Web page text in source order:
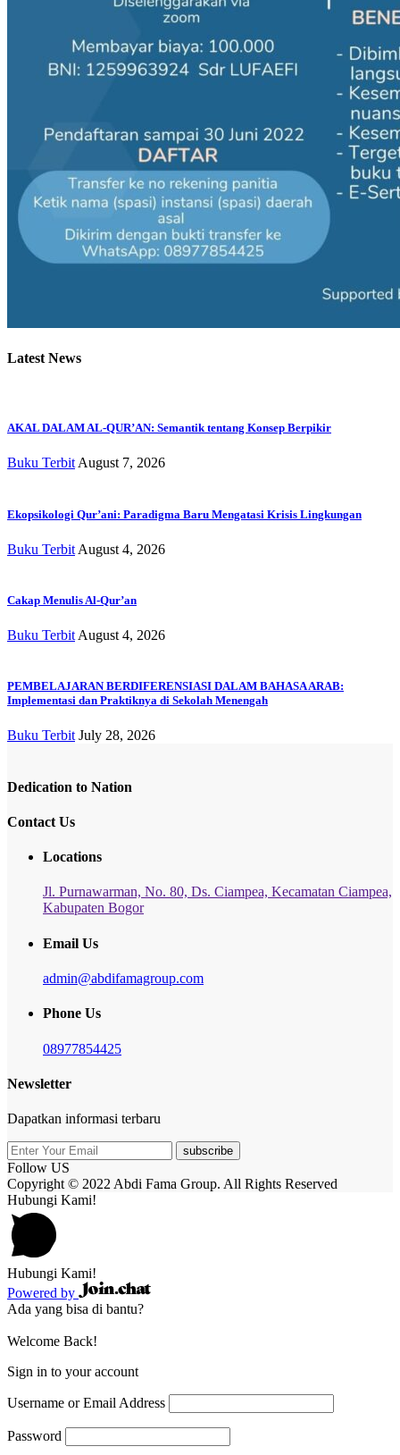
Latest News
AKAL DALAM AL-QUR’AN: Semantik tentang Konsep Berpikir
Buku Terbit August 7, 2026
Ekopsikologi Qur’ani: Paradigma Baru Mengatasi Krisis Lingkungan
Buku Terbit August 4, 2026
Cakap Menulis Al-Qur’an
Buku Terbit August 4, 2026
PEMBELAJARAN BERDIFERENSIASI DALAM BAHASA ARAB:
Implementasi dan Praktiknya di Sekolah Menengah
Buku Terbit July 28, 2026
Dedication to Nation
Contact Us
Locations
Jl. Purnawarman, No. 80, Ds. Ciampea, Kecamatan Ciampea,
Kabupaten Bogor
Email Us
admin@abdifamagroup.com
Phone Us
08977854425
Newsletter
Dapatkan informasi terbaru
subscribe
Follow US
Copyright © 2022 Abdi Fama Group. All Rights Reserved
Hubungi Kami!
Hubungi Kami!
Powered by
Ada yang bisa di bantu?
Welcome Back!
Sign in to your account
Username or Email Address
Password